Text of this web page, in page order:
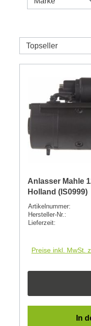
Anlasser Mahle
Holland (IS0999)
Artikelnummer:
Hersteller-Nr.:
Lieferzeit:
Preise inkl. MwSt.
In